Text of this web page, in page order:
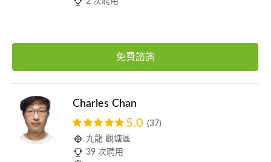
免費諮詢
Charles Chan
5.0 (37)
九龍 觀塘區
39 次聘用